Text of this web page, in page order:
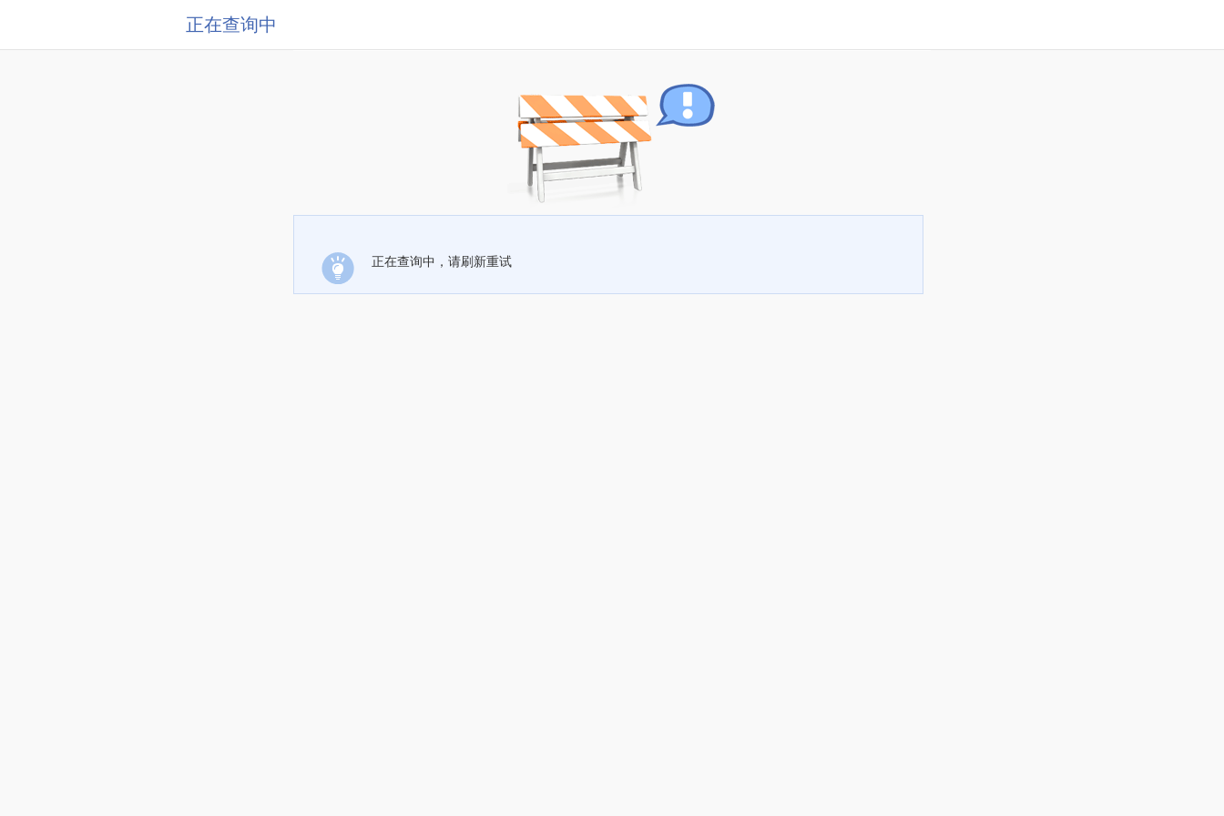
正在查询中
正在查询中，请刷新重试